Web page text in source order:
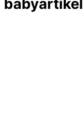
babyartikel